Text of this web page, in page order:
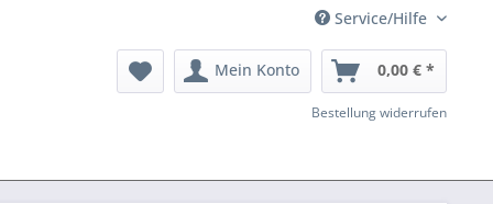
Service/Hilfe
Mein Konto 0,00 € *
Bestellung widerrufen